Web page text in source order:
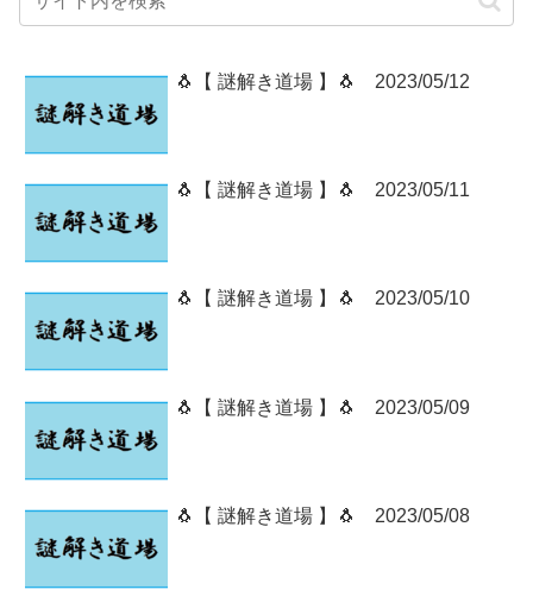
🐧【 謎解き道場 】🐧 2023/05/12
🐧【 謎解き道場 】🐧 2023/05/11
🐧【 謎解き道場 】🐧 2023/05/10
🐧【 謎解き道場 】🐧 2023/05/09
🐧【 謎解き道場 】🐧 2023/05/08